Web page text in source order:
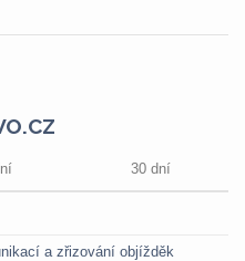
30 dní
a zřizování objížděk